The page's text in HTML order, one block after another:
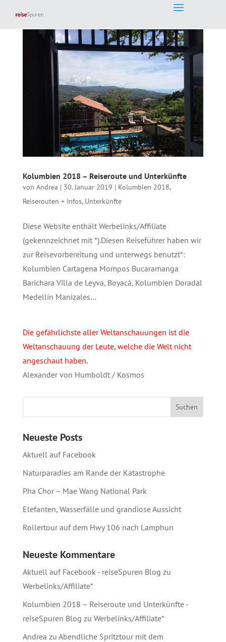
Kolumbien 2018 – Reiseroute und Unterkünfte
von Andrea | 30. Januar 2019 | Kolumbien 2018,
Reiserouten + Infos, Unterkünfte
Diese Website enthält Werbelinks/Affiliate
(gekennzeichnet mit *).Diesen Reiseführer haben wir
zur Reisevorbereitung und unterwegs benutzt*:
Kolumbien Cartagena Mompos Bucaramanga
Barichara Villa de Leyva, Boyacá, Kolumbien Doradal
Medellín Manizales...
Die gefährlichste aller Weltanschauungen ist die
Weltanschauung der Leute, welche die Welt nicht
angeschaut haben.
Alexander von Humboldt / Kosmos
Neueste Posts
Aktuell auf Facebook
Naturparadies am Rande der Katastrophe
Pha Chor – Mae Wang National Park
Elefanten, Wasserfälle und grandiose Aussicht
Rollertour auf dem Hwy 106 nach Lamphun
Neueste Kommentare
Aktuell auf Facebook - reiseSpuren Blog zu
Werbelinks/Affiliate*
Kolumbien 2018 – Reiseroute und Unterkünfte -
reiseSpuren Blog zu Werbelinks/Affiliate*
Andrea zu Abendliche Spritztour mit dem